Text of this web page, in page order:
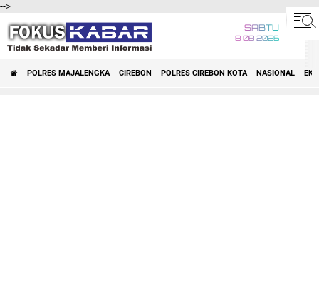
-->
SABTU
8 08 2026
POLRES MAJALENGKA CIREBON POLRES CIREBON KOTA NASIONAL